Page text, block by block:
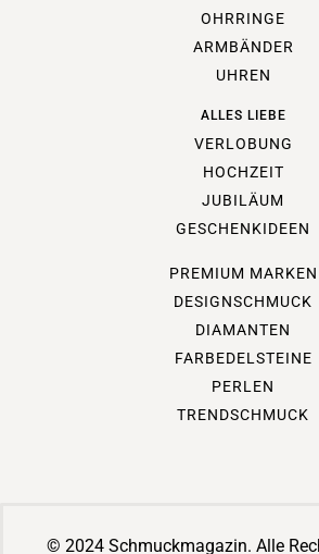
OHRRINGE
ARMBÄNDER
UHREN
ALLES LIEBE
VERLOBUNG
HOCHZEIT
JUBILÄUM
GESCHENKIDEEN
PREMIUM MARKEN
DESIGNSCHMUCK
DIAMANTEN
FARBEDELSTEINE
PERLEN
TRENDSCHMUCK
© 2024 Schmuckmagazin. Alle